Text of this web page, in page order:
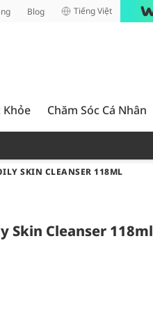
Blog Tiếng Việt
Khỏe Chăm Sóc Cá Nhân
SKIN CLEANSER 118ML
Skin Cleanser 118ml